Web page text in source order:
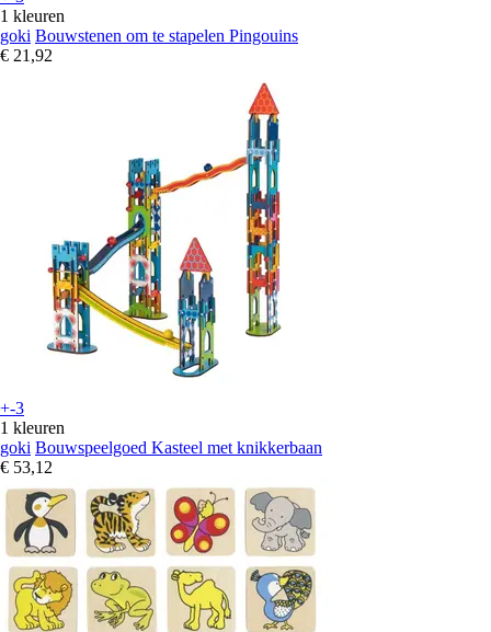
1 kleuren
goki Bouwstenen om te stapelen Pingouins
€ 21,92
+-3
1 kleuren
goki Bouwspeelgoed Kasteel met knikkerbaan
€ 53,12